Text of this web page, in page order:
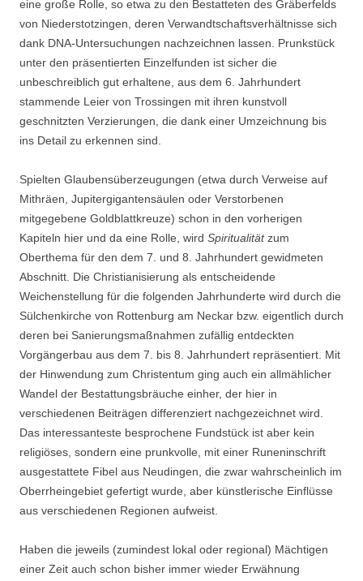
eine große Rolle, so etwa zu den Bestatteten des Gräberfelds
von Niederstotzingen, deren Verwandtschaftsverhältnisse sich
dank DNA-Untersuchungen nachzeichnen lassen. Prunkstück
unter den präsentierten Einzelfunden ist sicher die
unbeschreiblich gut erhaltene, aus dem 6. Jahrhundert
stammende Leier von Trossingen mit ihren kunstvoll
geschnitzten Verzierungen, die dank einer Umzeichnung bis
ins Detail zu erkennen sind.
Spielten Glaubensüberzeugungen (etwa durch Verweise auf
Mithräen, Jupitergigantensäulen oder Verstorbenen
mitgegebene Goldblattkreuze) schon in den vorherigen
Kapiteln hier und da eine Rolle, wird Spiritualitätzum
Oberthema für den dem 7. und 8. Jahrhundert gewidmeten
Abschnitt. Die Christianisierung als entscheidende
Weichenstellung für die folgenden Jahrhunderte wird durch die
Sülchenkirche von Rottenburg am Neckar bzw. eigentlich durch
deren bei Sanierungsmaßnahmen zufällig entdeckten
Vorgängerbau aus dem 7. bis 8. Jahrhundert repräsentiert. Mit
der Hinwendung zum Christentum ging auch ein allmählicher
Wandel der Bestattungsbräuche einher, der hier in
verschiedenen Beiträgen differenziert nachgezeichnet wird.
Das interessanteste besprochene Fundstück ist aber kein
religiöses, sondern eine prunkvolle, mit einer Runeninschrift
ausgestattete Fibel aus Neudingen, die zwar wahrscheinlich im
Oberrheingebiet gefertigt wurde, aber künstlerische Einflüsse
aus verschiedenen Regionen aufweist.
Haben die jeweils (zumindest lokal oder regional) Mächtigen
einer Zeit auch schon bisher immer wieder Erwähnung